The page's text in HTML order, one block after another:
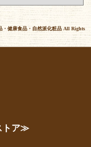
健康食品・自然派化粧品 All Rights
トア≫